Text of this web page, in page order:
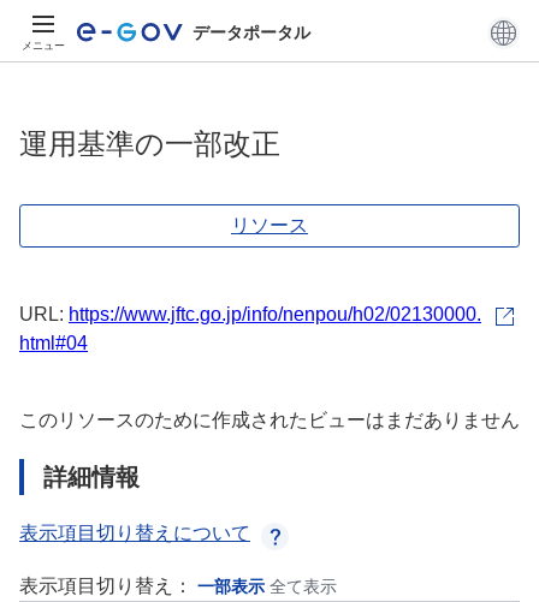
メニュー
データポータル
運用基準の一部改正
リソース
URL: https://www.jftc.go.jp/info/nenpou/h02/02130000.
html#04
このリソースのために作成されたビューはまだありません
詳細情報
表示項目切り替えについて
表示項目切り替え： 一部表示 全て表示